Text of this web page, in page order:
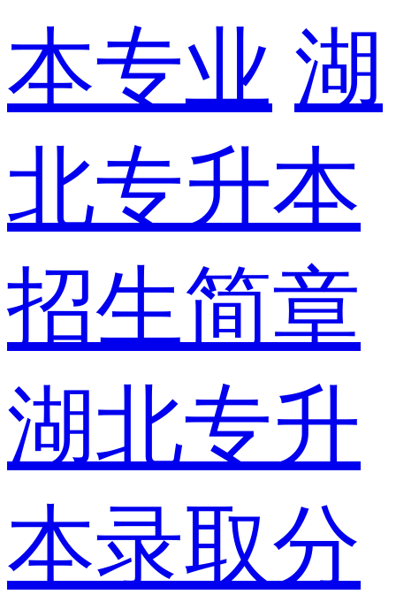
本专业 湖
北专升本
招生简章
湖北专升
本录取分